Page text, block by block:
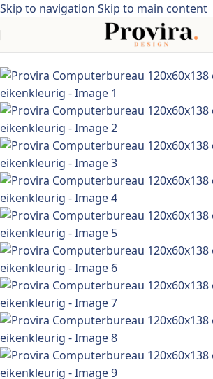
Skip to navigation Skip to main content
industriële stijl